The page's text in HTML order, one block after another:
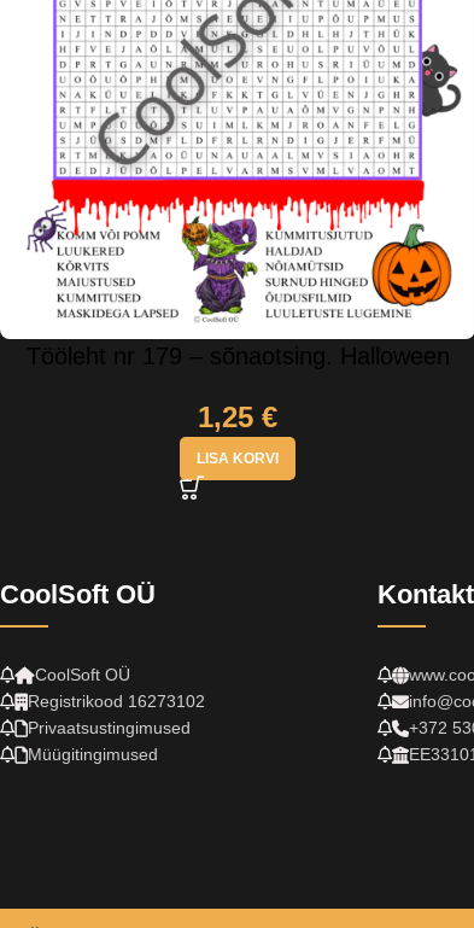
Tööleht nr 179 – sõnaotsing. Halloween
1,25 €
LISA KORVI
CoolSoft OÜ
CoolSoft OÜ
Registrikood 16273102
Privaatsustingimused
Müügitingimused
+372